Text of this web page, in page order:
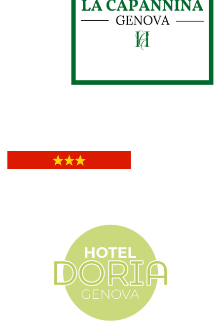
Hotel La Capannina
Hotel La Capannina